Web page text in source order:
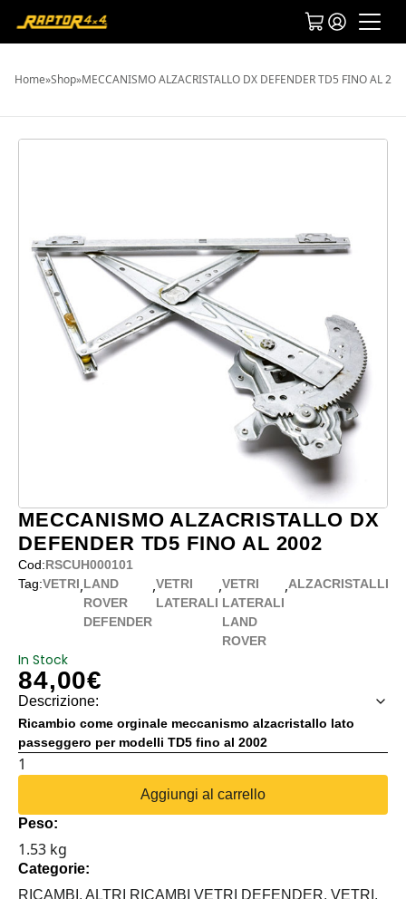
Home»Shop»MECCANISMO ALZACRISTALLO DX DEFENDER TD5 FINO AL
MECCANISMO ALZACRISTALLO DX
DEFENDER TD5 FINO AL 2002
Cod:RSCUH000101
Tag:VETRI,LAND
ROVER
DEFENDER
,VETRI
LATERALI
,VETRI
LATERALI
LAND
ROVER
,ALZACRISTALLI
In Stock
84,00€
Descrizione:
Ricambio come orginale meccanismo alzacristallo lato
passeggero per modelli TD5 fino al 2002
MECCANISMO
DEFENDER
TD5
FINO
AL
Aggiungi al carrello
Peso:
1.53 kg
Categorie:
RICAMBI, ALTRI RICAMBI VETRI DEFENDER, VETRI,